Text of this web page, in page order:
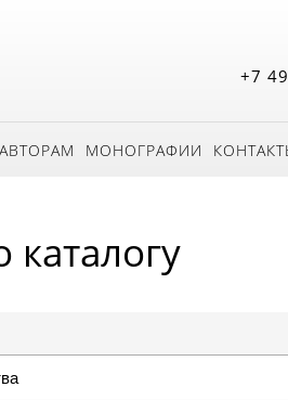
+7
АВТОРАМ МОНОГРАФИИ
каталогу